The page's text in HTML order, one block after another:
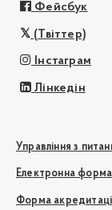
Фейсбук
(Твіттер)
Інстаграм
Лінкедін
Управління з
Електронна
Форма